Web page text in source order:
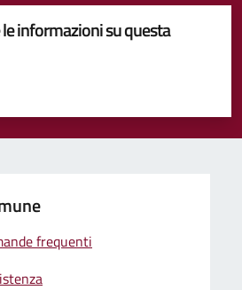
informazioni su questa
stelle su 5
su 5
5
frequenti